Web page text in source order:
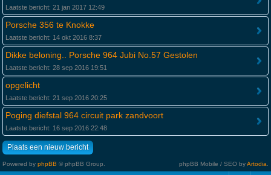
Laatste bericht: 21 jan 2017 12:49
Porsche 356 te Knokke
Laatste bericht: 14 okt 2016 8:37
Dikke beloning.. Porsche 964 Jubi No.57 Gestolen
Laatste bericht: 28 sep 2016 19:51
opgelicht
Laatste bericht: 21 sep 2016 20:25
Poging diefstal 964 circuit park zandvoort
Laatste bericht: 16 sep 2016 22:48
Plaats een nieuw bericht
Powered by phpBB © phpBB Group. phpBB Mobile / SEO byArtodia